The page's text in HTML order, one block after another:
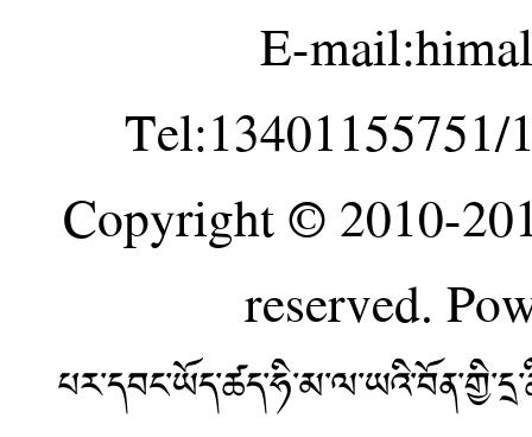
E-
Tel:13401155751/
Copyright © 2010-
reserved.